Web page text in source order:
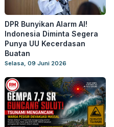
DPR Bunyikan Alarm AI!
Indonesia Diminta Segera
Punya UU Kecerdasan
Buatan
Selasa, 09 Juni 2026